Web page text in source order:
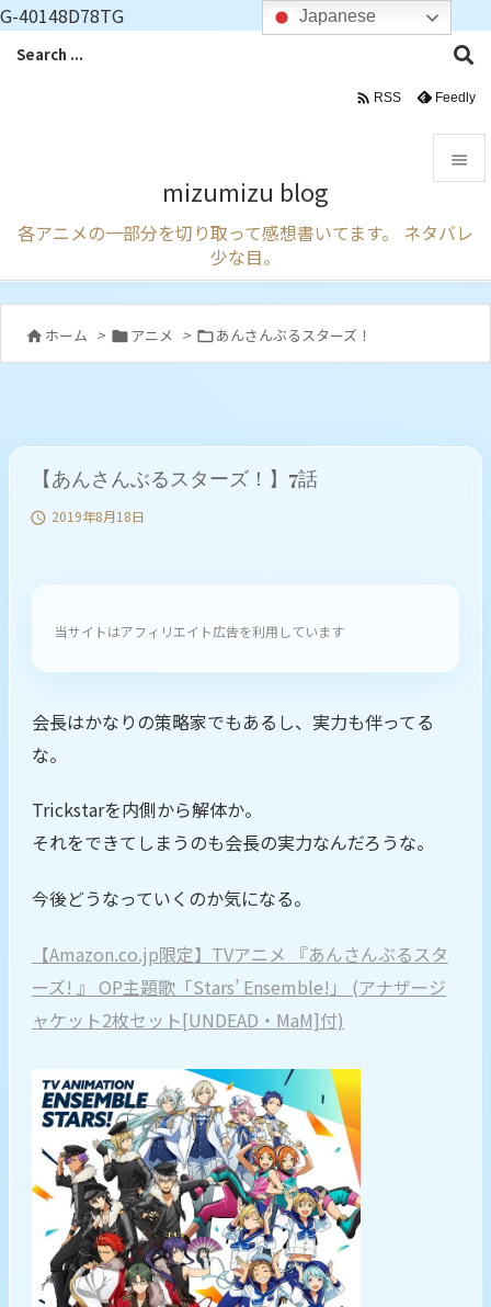
G-40148D78TG
mizumizu blog
各アニメの一部分を切り取って感想書いてます。 ネタバレ
少な目。

メニュ
前へ
 RSS Feedly
 ホーム > アニメ > あんさんぶるスターズ！
【あんさんぶるスターズ！】7話
 2019年8月18日
当サイトはアフィリエイト広告を利用しています
会長はかなりの策略家でもあるし、実力も伴ってる
な。
Trickstarを内側から解体か。
それをできてしまうのも会長の実力なんだろうな。
今後どうなっていくのか気になる。
【Amazon.co.jp限定】TVアニメ 『あんさんぶるスタ
ーズ! 』 OP主題歌「Stars’ Ensemble!」 (アナザージ
ャケット2枚セット[UNDEAD・MaM]付)
Japanese